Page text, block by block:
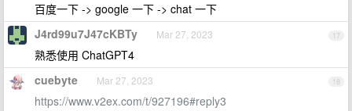
百度一下 -> google 一下 -> chat 一下
17
J4rd99u7J47cKBTy Mar 27, 2023
熟悉使用 ChatGPT4
18
cuebyte Mar 27, 2023
https://www.v2ex.com/t/927196#reply3